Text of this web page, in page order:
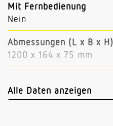
Mit Fernbedienung
Nein
Abmessungen (L x B x H)
1200 x 164 x 75 mm
Hochfrequenz
Alle Daten anzeigen